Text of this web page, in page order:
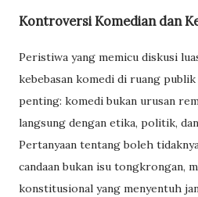
Kontroversi Komedian dan
Peristiwa yang memicu diskusi
kebebasan komedi di ruang
penting: komedi bukan urusan
langsung dengan etika, politik,
Pertanyaan tentang boleh
candaan bukan isu tongkrongan,
konstitusional yang menyentuh